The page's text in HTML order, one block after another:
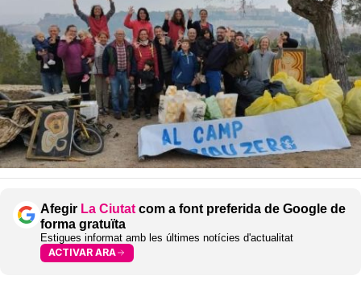
Afegir La Ciutat com a font preferida de Google de
forma gratuïta
Estigues informat amb les últimes notícies d'actualitat
ACTIVAR ARA